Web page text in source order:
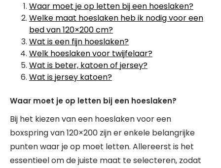
Waar moet je op letten bij een hoeslaken?
Welke maat hoeslaken heb ik nodig voor een
bed van 120×200 cm?
Wat is een fijn hoeslaken?
Welk hoeslaken voor twijfelaar?
Wat is beter, katoen of jersey?
Wat is jersey katoen?
Waar moet je op letten bij een hoeslaken?
Bij het kiezen van een hoeslaken voor een
boxspring van 120×200 zijn er enkele belangrijke
punten waar je op moet letten. Allereerst is het
essentieel om de juiste maat te selecteren, zodat